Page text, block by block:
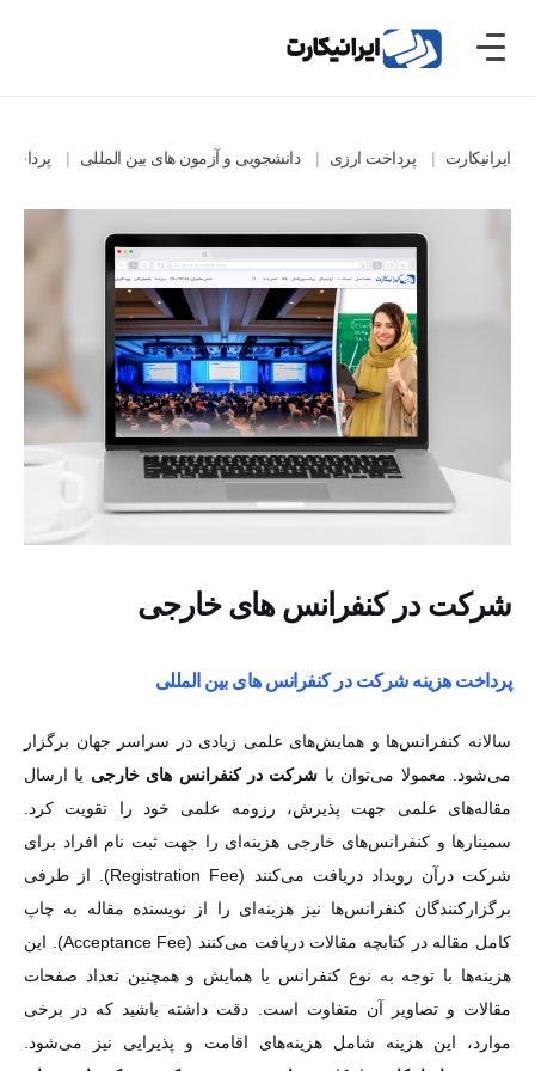
ایرانیکارت پرداخت ارزی دانشجویی و آزمون های بین المللی پرداخت
شرکت در کنفرانس های خارجی
پرداخت هزینه شرکت در کنفرانس های بین المللی
سالانه کنفرانس‌ها و همایش‌های علمی زیادی در سراسر جهان برگزار
می‌شود. معمولا می‌توان باشرکت در کنفرانس های خارجی یا ارسال
مقاله‌های علمی جهت پذیرش، رزومه علمی خود را تقویت کرد. سمینارها و
کنفرانس‌های خارجی هزینه‌ای را جهت ثبت نام افراد برای شرکت درآن رویداد
دریافت می‌کنند (Registration Fee). از طرفی برگزارکنندگان کنفرانس‌ها
نیز هزینه‌ای را از نویسنده مقاله به چاپ کامل مقاله در کتابچه مقالات
دریافت می‌کنند (Acceptance Fee). این هزینه‌ها با توجه به نوع کنفرانس
یا همایش و همچنین تعداد صفحات مقالات و تصاویر آن متفاوت است.
دقت داشته باشید که در برخی موارد، این هزینه شامل هزینه‌های اقامت و
پذیرایی نیز می‌شود. مجموعهایرانیکارتامکانپرداخت هزینه شرکت در